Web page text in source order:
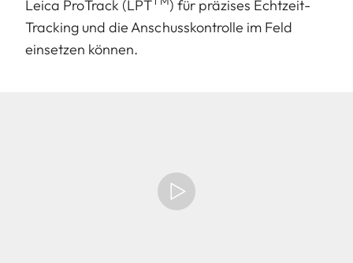
Leica ProTrack (LPT
) für präzises Echtzeit-
Tracking und die Anschusskontrolle im Feld
einsetzen können.